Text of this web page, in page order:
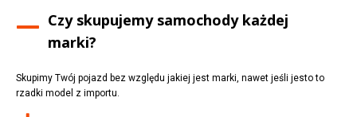
Czy skupujemy samochody każdej
marki?
Skupimy Twój pojazd bez względu jakiej jest marki, nawet jeśli jesto to
rzadki model z importu.